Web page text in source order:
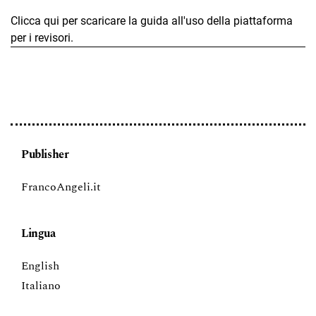
Clicca qui per scaricare la guida all'uso della piattaforma
per i revisori.
Publisher
FrancoAngeli.it
Lingua
English
Italiano